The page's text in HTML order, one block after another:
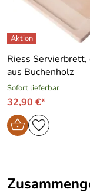
Riess Servierbrett,
aus Buchenholz
Sofort lieferbar
32,90 €*